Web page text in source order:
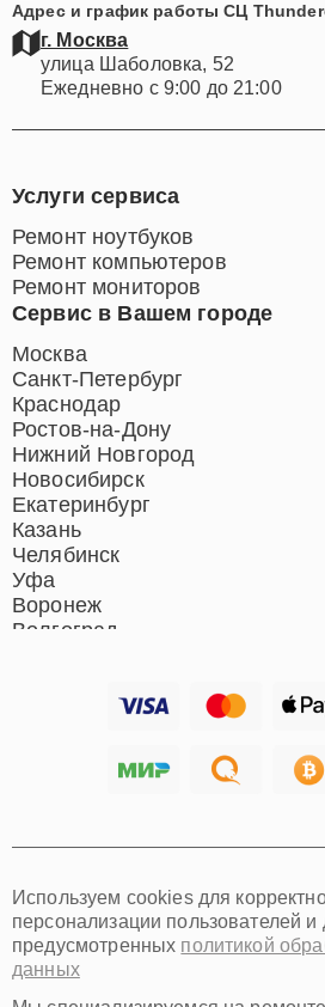
Адрес и график работы СЦ
г. Москва
улица Шаболовка, 52
Ежедневно с 9:00 до 21:00
Сервис в Вашем городе
Москва
Санкт-Петербург
Краснодар
Ростов-на-Дону
Нижний Новгород
Новосибирск
Екатеринбург
Казань
Челябинск
Уфа
Воронеж
Волгоград
Хабаровск
Омск
Красноярск
Пермь
Ульяновск
Услуги сервиса
Ремонт ноутбуков
Ремонт компьютеров
Ремонт мониторов
Используем cookies для
персонализации пользователей и
предусмотренных политикой
данных